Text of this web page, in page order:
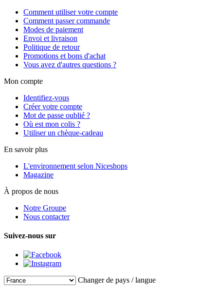
Comment utiliser votre compte
Comment passer commande
Modes de paiement
Envoi et livraison
Politique de retour
Promotions et bons d'achat
Vous avez d'autres questions ?
Mon compte
Identifiez-vous
Créer votre compte
Mot de passe oublié ?
Où est mon colis ?
Utiliser un chèque-cadeau
En savoir plus
L'environnement selon Niceshops
Magazine
À propos de nous
Notre Groupe
Nous contacter
Suivez-nous sur
Changer de pays / langue